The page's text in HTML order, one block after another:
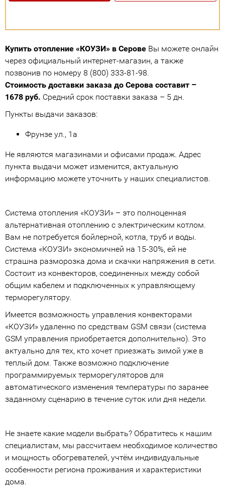
Купить отопление «КОУЗИ» в Серове Вы можете онлайн
через официальный интернет-магазин, а также
позвонив по номеру 8 (800) 333-81-98.
Стоимость доставки заказа до Серова составит –
1678 руб. Средний срок поставки заказа – 5 дн.
Пункты выдачи заказов:
Фрунзе ул., 1а
Не являются магазинами и офисами продаж. Адрес
пункта выдачи может изменится, актуальную
информацию можете уточнить у наших специалистов.
Система отопления «КОУЗИ» – это полноценная
альтернативная отоплению с электрическим котлом.
Вам не потребуется бойлерной, котла, труб и воды.
Система «КОУЗИ» экономичней на 15-30%, ей не
страшна разморозка дома и скачки напряжения в сети.
Состоит из конвекторов, соединенных между собой
общим кабелем и подключенных к управляющему
терморегулятору.
Имеется возможность управления конвекторами
«КОУЗИ» удаленно по средствам GSM связи (система
GSM управления приобретается дополнительно). Это
актуально для тех, кто хочет приезжать зимой уже в
теплый дом. Также возможно подключение
программируемых терморегуляторов для
автоматического изменения температуры по заранее
заданному сценарию в течение суток или дня недели.
Не знаете какие модели выбрать? Обратитесь к нашим
специалистам, мы рассчитаем необходимое количество
и мощность обогревателей, учтём индивидуальные
особенности региона проживания и характеристики
дома.